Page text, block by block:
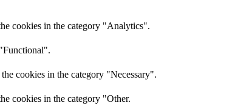
cookies in the category "Analytics".
cookies in the category "Necessary".
cookies in the category "Other.